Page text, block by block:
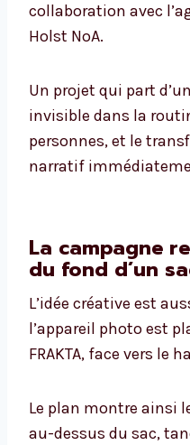
collaboration avec
Holst NoA.
Un projet qui part
invisible dans la
personnes, et le
narratif
La campagne
du fond d’un
L’idée créative est
l’appareil photo est
FRAKTA, face vers le
Le plan montre ainsi
au-dessus du sac,